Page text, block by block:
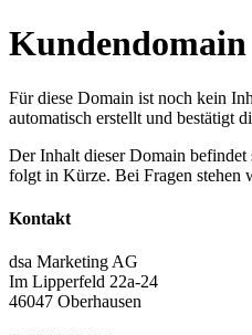
Kundendomain
Für diese Domain ist noch kein
automatisch erstellt und bestätigt
Der Inhalt dieser Domain
folgt in Kürze. Bei Fragen stehen
Kontakt
dsa Marketing AG
Im Lipperfeld 22a-24
46047 Oberhausen